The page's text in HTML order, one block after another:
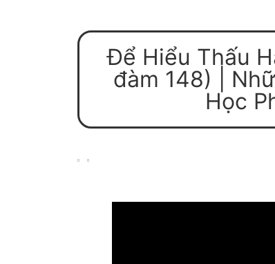
Để Hiểu Thấu
đàm 148) |
Học